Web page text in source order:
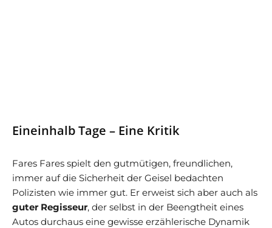
Eineinhalb Tage – Eine Kritik
Fares Fares spielt den gutmütigen, freundlichen,
immer auf die Sicherheit der Geisel bedachten
Polizisten wie immer gut. Er erweist sich aber auch als
guter Regisseur, der selbst in der Beengtheit eines
Autos durchaus eine gewisse erzählerische Dynamik